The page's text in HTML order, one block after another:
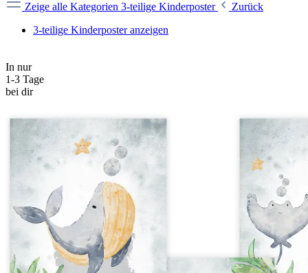
Zeige alle Kategorien 3-teilige Kinderposter
Zurück
3-teilige Kinderposter anzeigen
In nur
1-3 Tage
bei dir